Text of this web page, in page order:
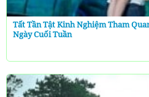
Tất Tần Tật Kinh Nghiệm Tham
Ngày Cuối Tuần